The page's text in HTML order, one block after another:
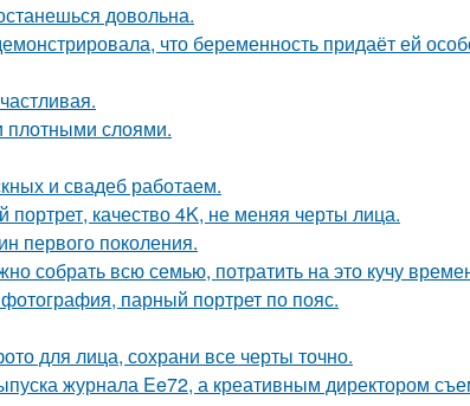
довольна.
что беременность придаёт ей
плотными слоями.
и свадеб работаем.
качество 4K, не меняя черты лица.
первого поколения.
собрать всю семью, потратить на это кучу
парный портрет по пояс.
для лица, сохрани все черты точно.
журнала Ee72, а креативным директором